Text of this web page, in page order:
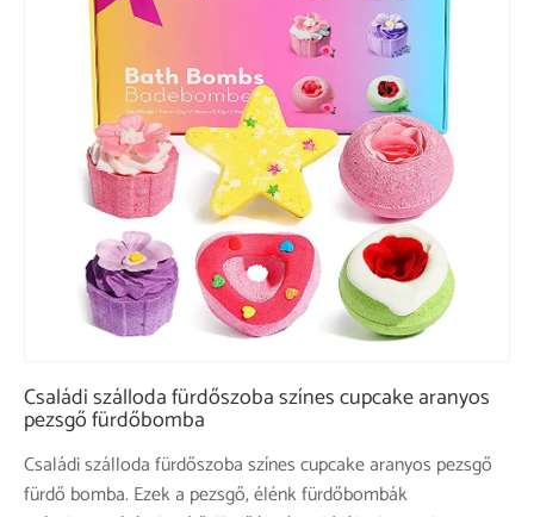
Családi szálloda fürdőszoba színes cupcake aranyos
pezsgő fürdőbomba
Családi szálloda fürdőszoba színes cupcake aranyos pezsgő
fürdő bomba. Ezek a pezsgő, élénk fürdőbombák